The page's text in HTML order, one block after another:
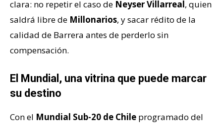
clara: no repetir el caso de Neyser Villarreal, quien
saldrá libre de Millonarios, y sacar rédito de la
calidad de Barrera antes de perderlo sin
compensación.
El Mundial, una vitrina que puede marcar
su destino
Con el Mundial Sub-20 de Chile programado del